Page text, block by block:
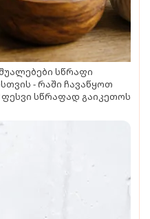
სწრაფი
- რაში ჩავაწყოთ
სწრაფად გაიკეთოს